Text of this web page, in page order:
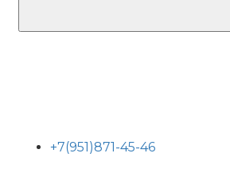
+7(951)871-45-46